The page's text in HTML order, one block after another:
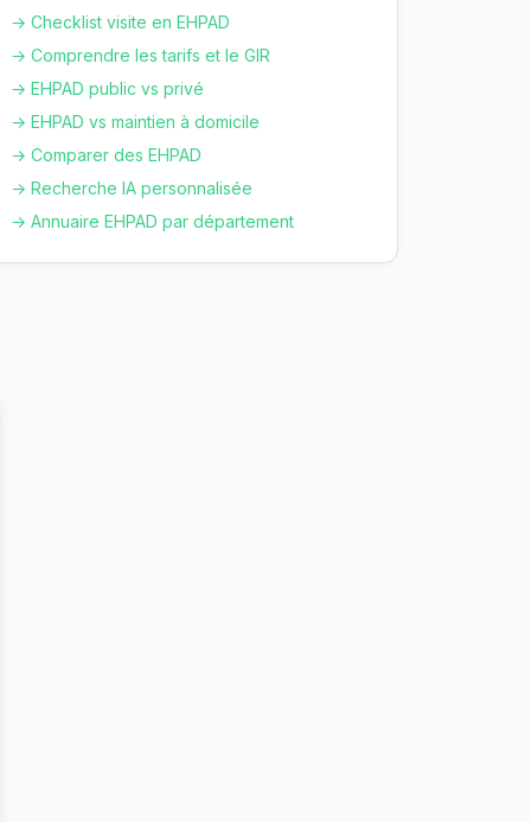
→ Checklist visite en EHPAD
→ Comprendre les tarifs et le GIR
→ EHPAD public vs privé
→ EHPAD vs maintien à domicile
→ Comparer des EHPAD
→ Recherche IA personnalisée
→ Annuaire EHPAD par département